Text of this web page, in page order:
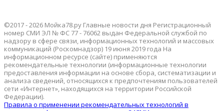
©2017 - 2026 Мойка78.ру Главные новости дня Регистрационный
номер СМИ ЭЛ № ФС 77 - 76062 выдан Федеральной службой по
надзору в сфере связи, информационных технологий и массовых
коммуникаций (Роскомнадзор) 19 июня 2019 года На
информационном ресурсе (сайте) применяются
рекомендательные технологии (информационные технологии
предоставления информации на основе сбора, систематизации и
анализа сведений, относящихся к предпочтениям пользователей
сети «Интернет», находящихся на территории Российской
Федерации).
Правила о применении рекомендательных технологий в